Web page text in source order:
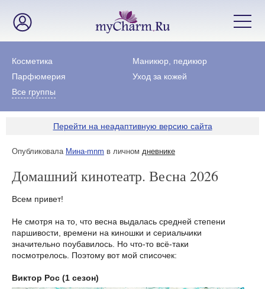
Косметика
Маникюр, педикюр
Парфюмерия
Уход за кожей
Все группы
Перейти на неадаптивную версию сайта
Опубликовала Мина-mnm в личном дневнике
Домашний кинотеатр. Весна 2026
Всем привет!
Не смотря на то, что весна выдалась средней степени
паршивости, времени на киношки и сериальчики
значительно поубавилось. Но что-то всё-таки
посмотрелось. Поэтому вот мой списочек:
Виктор Рос (1 сезон)